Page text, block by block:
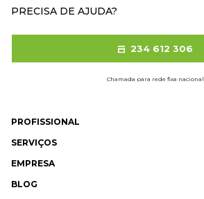
PROFISSIONAL
SERVIÇOS
EMPRESA
BLOG
PRECISA DE AJUDA?
234 612 306
Chamada para rede fixa nacional